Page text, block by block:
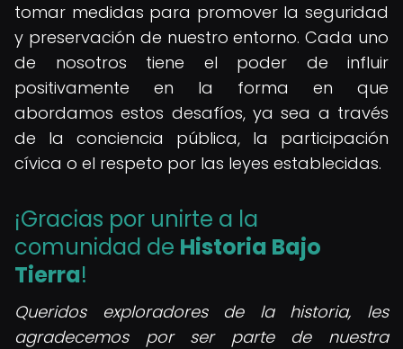
tomar medidas para promover la seguridad
y preservación de nuestro entorno. Cada uno
de nosotros tiene el poder de influir
positivamente en la forma en que
abordamos estos desafíos, ya sea a través
de la conciencia pública, la participación
cívica o el respeto por las leyes establecidas.
¡Gracias por unirte a la
comunidad de Historia Bajo
Tierra!
Queridos exploradores de la historia, les
agradecemos por ser parte de nuestra